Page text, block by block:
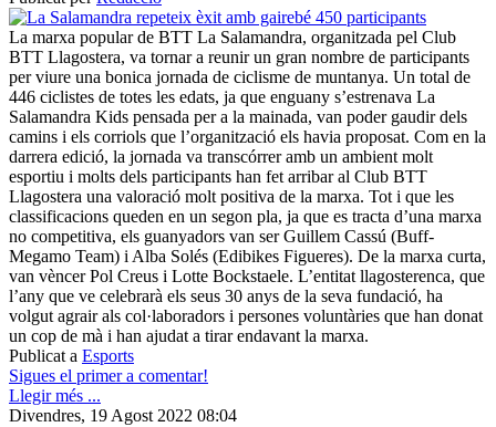
La marxa popular de BTT La Salamandra, organitzada pel Club
BTT Llagostera, va tornar a reunir un gran nombre de participants
per viure una bonica jornada de ciclisme de muntanya. Un total de
446 ciclistes de totes les edats, ja que enguany s’estrenava La
Salamandra Kids pensada per a la mainada, van poder gaudir dels
camins i els corriols que l’organització els havia proposat. Com en la
darrera edició, la jornada va transcórrer amb un ambient molt
esportiu i molts dels participants han fet arribar al Club BTT
Llagostera una valoració molt positiva de la marxa. Tot i que les
classificacions queden en un segon pla, ja que es tracta d’una marxa
no competitiva, els guanyadors van ser Guillem Cassú (Buff-
Megamo Team) i Alba Solés (Edibikes Figueres). De la marxa curta,
van vèncer Pol Creus i Lotte Bockstaele. L’entitat llagosterenca, que
l’any que ve celebrarà els seus 30 anys de la seva fundació, ha
volgut agrair als col·laboradors i persones voluntàries que han donat
un cop de mà i han ajudat a tirar endavant la marxa.
Publicat a Esports
Sigues el primer a comentar!
Llegir més ...
Divendres, 19 Agost 2022 08:04